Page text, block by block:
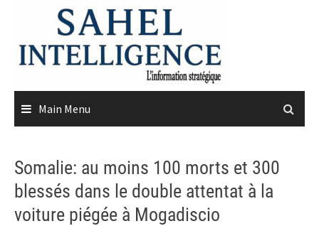
content
Main Menu
Somalie: au moins 100 morts et 300
blessés dans le double attentat à la
voiture piégée à Mogadiscio